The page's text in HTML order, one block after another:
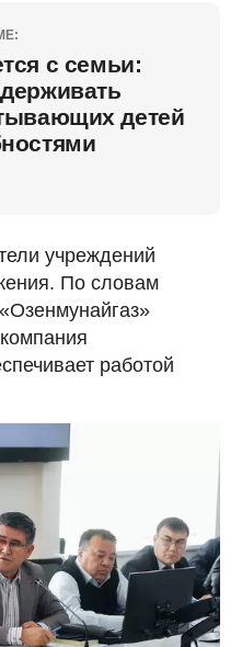
с семьи:
детей
учреждений
По словам
работой